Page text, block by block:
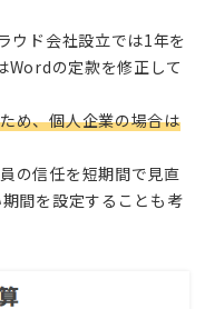
ウド会社設立では1年を
Wordの定款を修正して
め、個人企業の場合は
の信任を短期間で見直
間を設定することも考